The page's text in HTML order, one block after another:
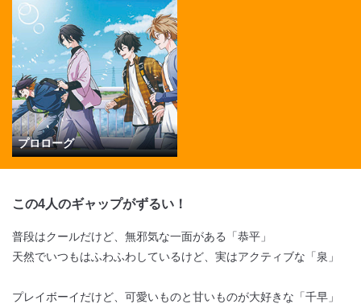
閉じる
プロローグ
この4人のギャップがずるい！
普段はクールだけど、無邪気な一面がある「恭平」
天然でいつもはふわふわしているけど、実はアクティブな「泉」
プレイボーイだけど、可愛いものと甘いものが大好きな「千早」